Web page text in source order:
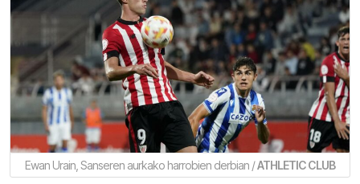
Ewan Urain, Sanseren aurkako harrobien derbian /ATHLETIC CLUB